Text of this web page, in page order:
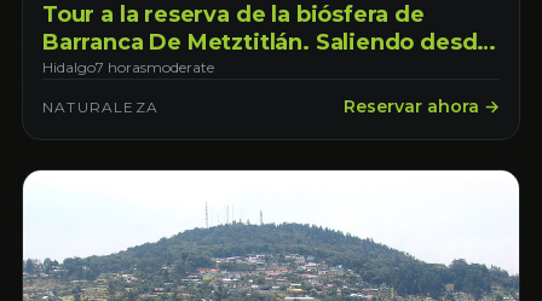
Tour a la reserva de la biósfera de
Barranca De Metztitlán. Saliendo desde
Pachuca, Hidalgo
Hidalgo7 horasmoderate
NATURALEZA Reservar ahora →